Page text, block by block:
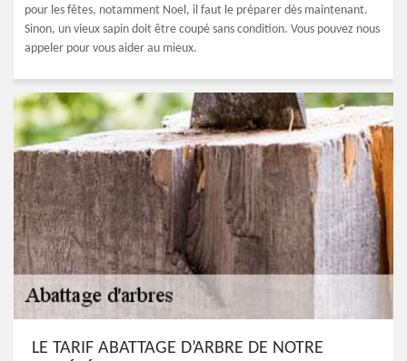
pour les fêtes, notamment Noel, il faut le préparer dès maintenant.
Sinon, un vieux sapin doit être coupé sans condition. Vous pouvez nous
appeler pour vous aider au mieux.
LE TARIF ABATTAGE D’ARBRE DE NOTRE